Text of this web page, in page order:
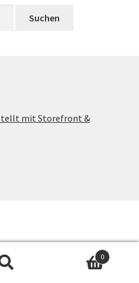
mit Storefront &
0